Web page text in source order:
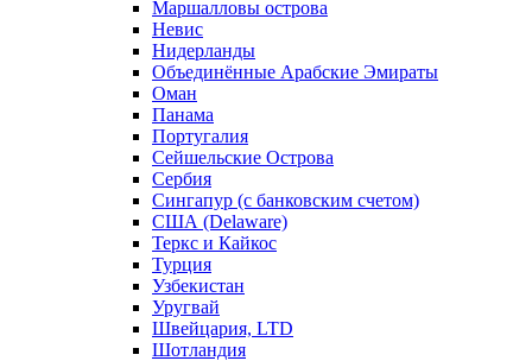
Маршалловы острова
Нeвис
Нидерланды
Объединённые Арабские Эмираты
Оман
Панама
Португалия
Сейшельские Острова
Сербия
Сингапур (c банковским счетом)
США (Delaware)
Теркс и Кайкос
Турция
Узбекистан
Уругвай
Швейцария, LTD
Шотландия